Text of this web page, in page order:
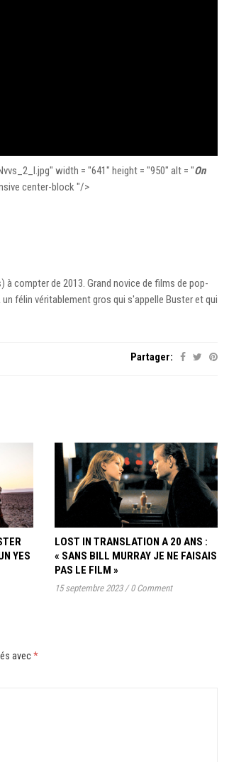
width = "641" height = "950" alt = "On
center-block "/>
compter de 2013. Grand novice de films de pop-
félin véritablement gros qui s'appelle Buster et qui
Partager:
YES
LOST IN TRANSLATION A 20 ANS :
« SANS BILL MURRAY JE NE FAISAIS
PAS LE FILM »
15 septembre 2023 / 0 Comment
avec*